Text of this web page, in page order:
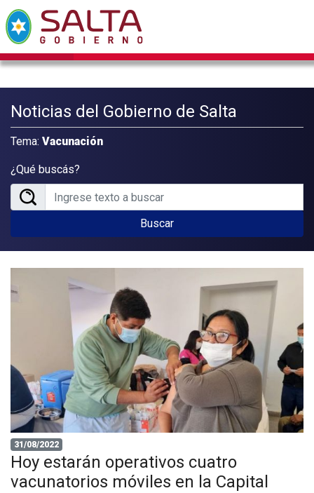
Noticias del Gobierno de Salta
Tema: Vacunación
¿Qué buscás?
Buscar
31/08/2022
Hoy estarán operativos cuatro
vacunatorios móviles en la Capital